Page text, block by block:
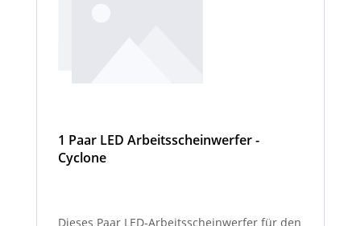
1 Paar LED Arbeitsscheinwerfer -
Cyclone
Dieses Paar LED-Arbeitsscheinwerfer für den